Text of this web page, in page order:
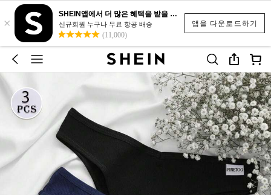
앱을 다운로드하기
×
SHEIN앱에서 더 많은 혜택을 받을 수 있어요.
신규회원 누구나 무료 항공 배송
(11,000)